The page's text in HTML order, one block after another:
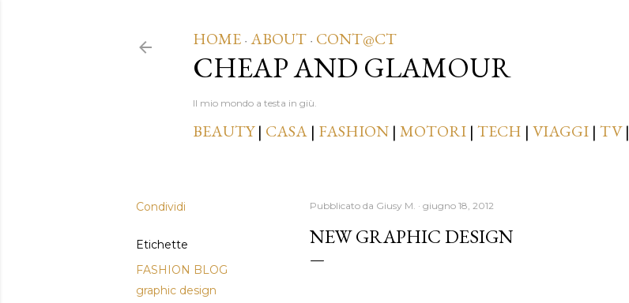
HOME · ABOUT · CONT@CT
CHEAP AND GLAMOUR
Il mio mondo a testa in giù.
BEAUTY| CASA | FASHION | MOTORI | TECH | VIAGGI | TV|
Condividi
Etichette
FASHION BLOG
graphic design
Pubblicato da Giusy M. giugno 18, 2012
NEW GRAPHIC DESIGN